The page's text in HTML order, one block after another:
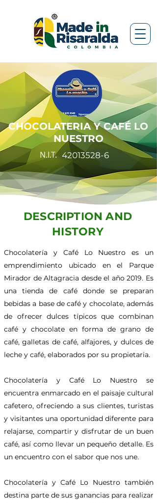
CHOCOLATERIA Y CAFÉ LO
NUESTRO
N.I.T. 42013528-6
DESCRIPTION AND
HISTORY
Chocolatería y Café Lo Nuestro es un
emprendimiento ubicado en el Parque
Mirador de Altagracia desde el año 2019. Es
una tienda de café donde se preparan
bebidas a base de café y chocolate, además
de ofrecer dulces típicos que combinan
café y chocolate en forma de grano de
café, galletas de café, alfajores, y dulces de
leche y café, elaborados por su propietaria.
Chocolatería y Café Lo Nuestro se
encuentra enmarcado en el paisaje cultural
cafetero, ofreciendo a sus clientes, turistas
y visitantes una oportunidad diferente para
relajarse, compartir y disfrutar de un buen
café, así como llevar un pequeño detalle. Es
un encuentro con el sabor que nos une.
Chocolatería y Café Lo Nuestro también
destina parte de sus ganancias para realizar